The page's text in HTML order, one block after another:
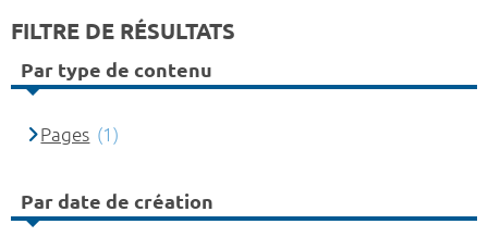
FILTRE DE RÉSULTATS
Par type de contenu
Pages (1)
Par date de création